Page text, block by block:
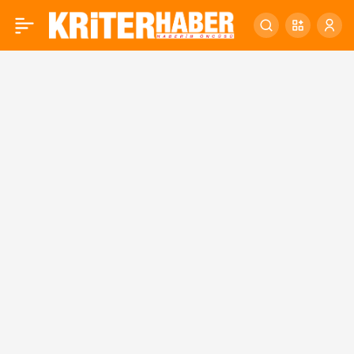
Başkan Yılmaz, 0